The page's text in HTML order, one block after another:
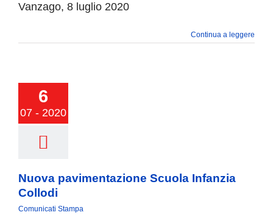
Vanzago, 8 luglio 2020
Continua a leggere
6
07 - 2020
Nuova pavimentazione Scuola Infanzia
Collodi
Comunicati Stampa